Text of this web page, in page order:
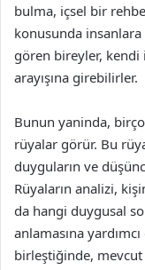
bulma, içsel bir
konusunda insanlara
gören bireyler, kendi
arayışına girebilirler.
Bunun yaninda,
rüyalar görür. Bu
duyguların ve
Rüyaların analizi,
da hangi duygusal
anlamasına
birleştiğinde, mevcut